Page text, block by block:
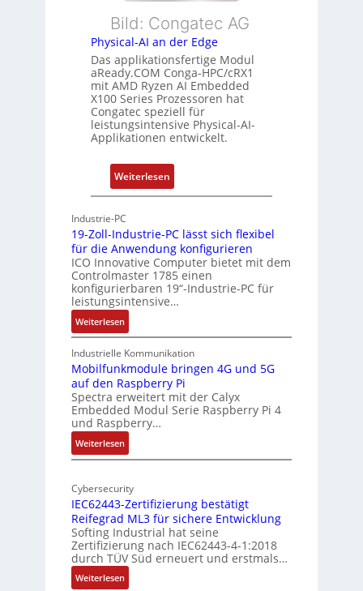
ü
b
e
r
w
a
c
h
u
n
g
i
s
t
u
n
g
e
E
t
h
e
r
c
a
t
-
A
c
h
i
t
e
r
Bild: Congatec AG
Physical-AI an der Edge
Das applikationsfertige Modul
aReady.COM Conga-HPC/cRX1
mit AMD Ryzen AI Embedded
X100 Series Prozessoren hat
Congatec speziell für
leistungsintensive Physical-AI-
Applikationen entwickelt.
Weiterlesen:
P
s
i
c
a
I
a
n
d
E
g
e
Industrie-PC
19-Zoll-Industrie-PC lässt sich flexibel
für die Anwendung konfigurieren
ICO Innovative Computer bietet mit dem
Controlmaster 1785 einen
konfigurierbaren 19“-Industrie-PC für
leistungsintensive…
Weiterlesen:
1
9
-
Z
o
l
l
-
I
d
u
t
r
i
e
Industrielle Kommunikation
Mobilfunkmodule bringen 4G und 5G
auf den Raspberry Pi
Spectra erweitert mit der Calyx
Embedded Modul Serie Raspberry Pi 4
und Raspberry…
Weiterlesen:
M
b
i
f
u
n
k
Cybersecurity
IEC62443-Zertifizierung bestätigt
Reifegrad ML3 für sichere Entwicklung
Softing Industrial hat seine
Zertifizierung nach IEC62443-4-1:2018
durch TÜV Süd erneuert und erstmals…
Weiterlesen: